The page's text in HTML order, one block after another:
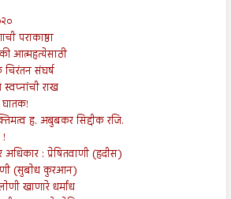
पराकाष्ठा
आत्महत्येसाठी
चिरंतन संघर्ष
राख
घातक!
ह. अबुबकर सिद्दीक रजि.
!
: प्रेषितवाणी (हदीस)
(सुबोध कुरआन)
खाणारे धर्मांध